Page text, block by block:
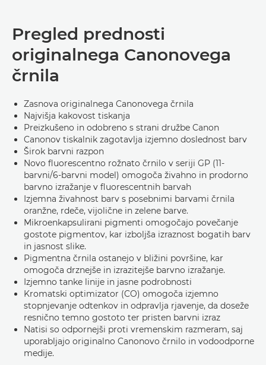
Pregled prednosti
originalnega Canonovega
črnila
Zasnova originalnega Canonovega črnila
Najvišja kakovost tiskanja
Preizkušeno in odobreno s strani družbe Canon
Canonov tiskalnik zagotavlja izjemno doslednost barv
Širok barvni razpon
Novo fluorescentno rožnato črnilo v seriji GP (11-
barvni/6-barvni model) omogoča živahno in prodorno
barvno izražanje v fluorescentnih barvah
Izjemna živahnost barv s posebnimi barvami črnila
oranžne, rdeče, vijolične in zelene barve.
Mikroenkapsulirani pigmenti omogočajo povečanje
gostote pigmentov, kar izboljša izraznost bogatih barv
in jasnost slike.
Pigmentna črnila ostanejo v bližini površine, kar
omogoča drznejše in izrazitejše barvno izražanje.
Izjemno tanke linije in jasne podrobnosti
Kromatski optimizator (CO) omogoča izjemno
stopnjevanje odtenkov in odpravlja rjavenje, da doseže
resnično temno gostoto ter pristen barvni izraz
Natisi so odpornejši proti vremenskim razmeram, saj
uporabljajo originalno Canonovo črnilo in vodoodporne
medije.